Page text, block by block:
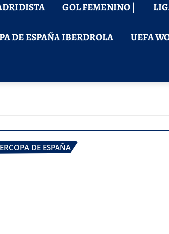
GOL FEMENINO |
DE ESPAÑA IBERDROLA UEFA
DE ESPAÑA